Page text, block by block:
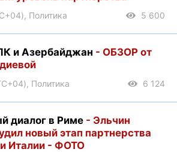
Политика 5 600
и Азербайджан - ОБЗОР от
Политика 6 124
диалог в Риме - Эльчин
новый этап партнерства
Италии - ФОТО